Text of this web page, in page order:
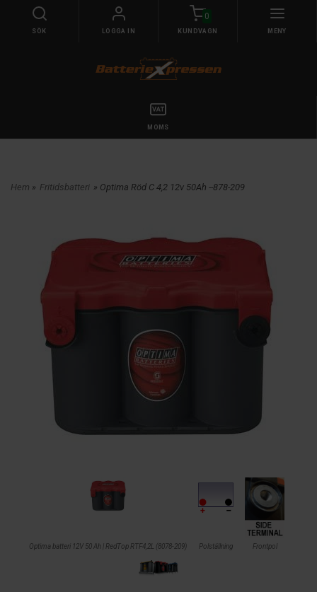
SÖK LOGGA IN
0
KUNDVAGN MENY
MOMS
Hem » Fritidsbatteri » Optima Röd C 4,2 12v 50Ah --878-209
Optima batteri 12V 50 Ah | RedTop RTF4,2L (8078-209) Polställning Frontpol